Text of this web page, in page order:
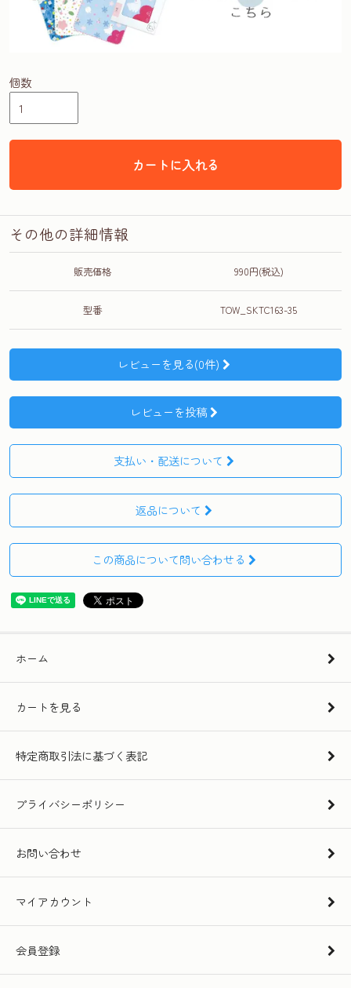
個数
カートに入れる
その他の詳細情報
販売価格 990円(税込)
型番 TOW_SKTC163-35
レビューを見る(0件)
レビューを投稿
支払い・配送について
返品について
この商品について問い合わせる
ホーム
カートを見る
特定商取引法に基づく表記
プライバシーポリシー
お問い合わせ
マイアカウント
会員登録